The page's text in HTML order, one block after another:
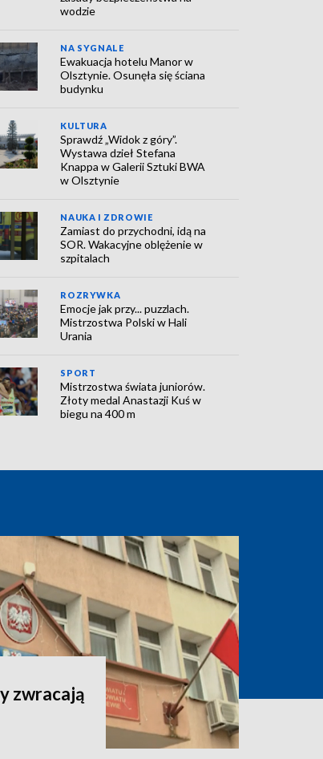
wodzie
NA SYGNALE
Ewakuacja hotelu Manor w
Olsztynie. Osunęła się ściana
budynku
KULTURA
Sprawdź „Widok z góry”.
Wystawa dzieł Stefana
Knappa w Galerii Sztuki BWA
w Olsztynie
NAUKA I ZDROWIE
Zamiast do przychodni, idą na
SOR. Wakacyjne oblężenie w
szpitalach
ROZRYWKA
Emocje jak przy... puzzlach.
Mistrzostwa Polski w Hali
Urania
SPORT
Mistrzostwa świata juniorów.
Złoty medal Anastazji Kuś w
biegu na 400 m
zwracają